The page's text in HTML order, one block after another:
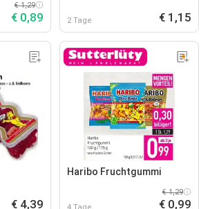
€ 1,29
€ 0,89 2 Tage € 1,15
€ 4,39
Haribo Fruchtgummi
€ 1,29
€ 0,99